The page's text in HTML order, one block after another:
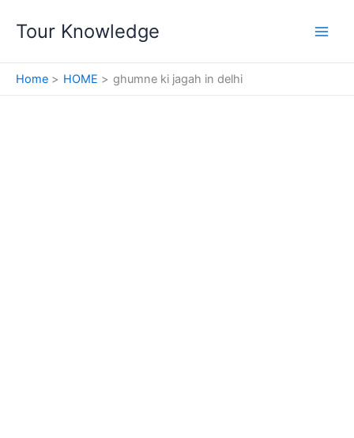
Tour Knowledge
Home HOME ghumne ki jagah in delhi